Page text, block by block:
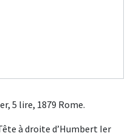
5 lire, 1879 Rome.
à droite d’Humbert Ier